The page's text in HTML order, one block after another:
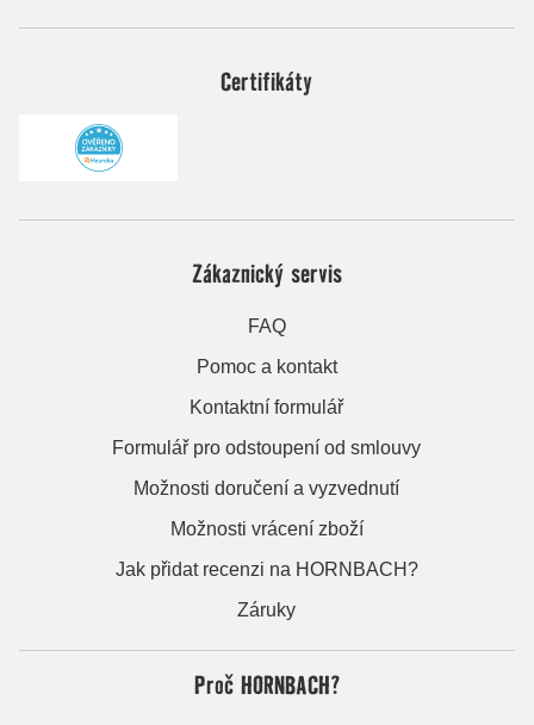
Certifikáty
Zákaznický servis
FAQ
Pomoc a kontakt
Kontaktní formulář
Formulář pro odstoupení od smlouvy
Možnosti doručení a vyzvednutí
Možnosti vrácení zboží
Jak přidat recenzi na HORNBACH?
Záruky
Proč HORNBACH?